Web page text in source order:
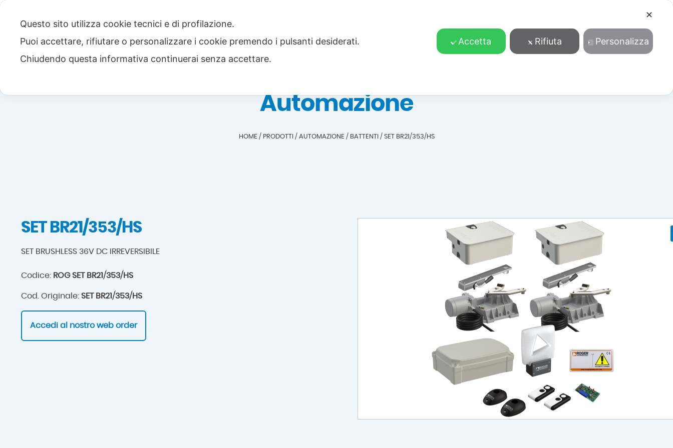
Download Cosa facciamo Contatti Accedi/Registrati
Automazione
HOME / PRODOTTI / AUTOMAZIONE / BATTENTI / SET BR21/353/HS
SET BR21/353/HS
SET BRUSHLESS 36V DC IRREVERSIBILE
Codice: ROG SET BR21/353/HS
Cod. Originale: SET BR21/353/HS
Accedi al nostro web order
✕
Questo sito utilizza cookie tecnici e di profilazione.
Puoi accettare, rifiutare o personalizzare i cookie premendo i pulsanti desiderati.
Chiudendo questa informativa continuerai senza accettare.
Accetta Rifiuta Personalizza